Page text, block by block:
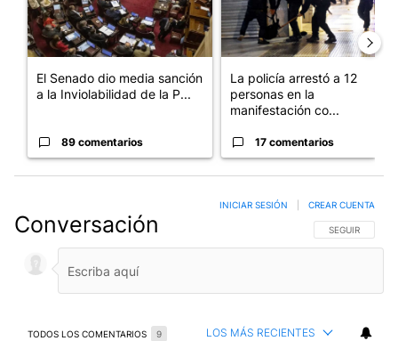
El Senado dio media sanción
a la Inviolabilidad de la P...
89 comentarios
La policía arrestó a 12
personas en la
manifestación co...
17 comentarios
Conversación SIGA ESTA
SEGUIR
INICIAR SESIÓN CREAR CUENTA
TODOS LOS COMENTARIOS 9 LOS MÁS RECIENTES